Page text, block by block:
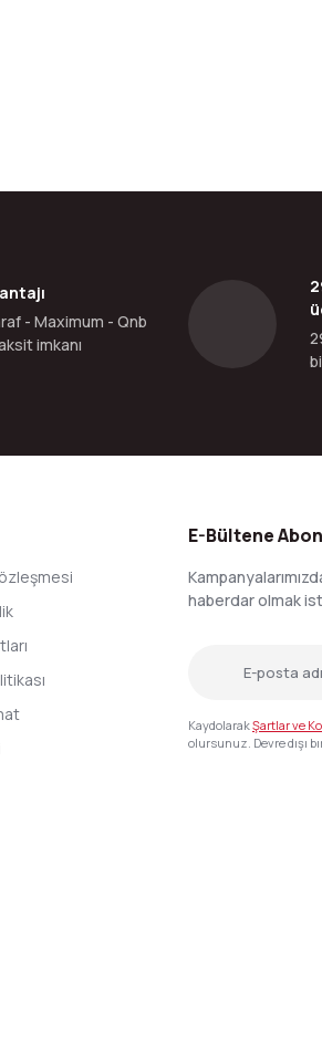
- Maximum - Qnb
imkanı
E-Bültene
haberdar olmak
KaydolarakŞartlar ve
olursunuz. Devre dışı